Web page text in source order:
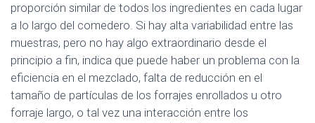
proporción similar de todos los ingredientes en cada lugar
a lo largo del comedero. Si hay alta variabilidad entre las
muestras, pero no hay algo extraordinario desde el
principio a fin, indica que puede haber un problema con la
eficiencia en el mezclado, falta de reducción en el
tamaño de partículas de los forrajes enrollados u otro
forraje largo, o tal vez una interacción entre los